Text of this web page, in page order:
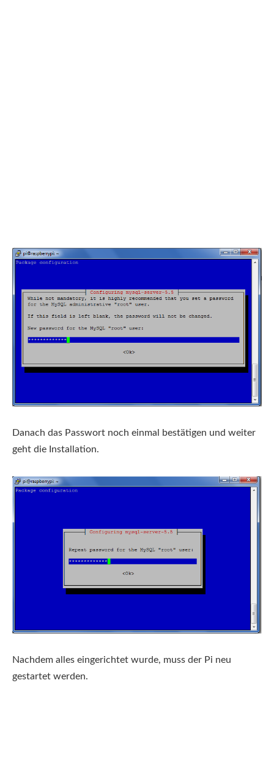
Danach das Passwort noch einmal bestätigen und weiter
geht die Installation.
Nachdem alles eingerichtet wurde, muss der Pi neu
gestartet werden.